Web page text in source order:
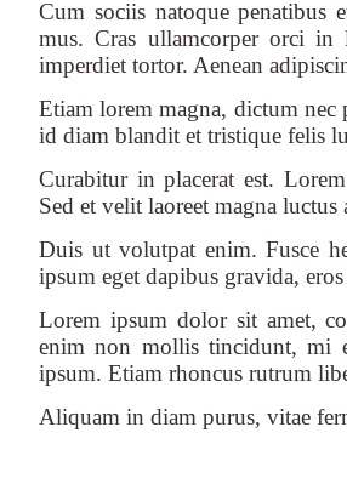
Cum sociis natoque penatibus
mus. Cras ullamcorper orci in
imperdiet tortor. Aenean
Etiam lorem magna, dictum
id diam blandit et tristique felis
Curabitur in placerat est.
Sed et velit laoreet magna luctus
Duis ut volutpat enim. Fusce
ipsum eget dapibus gravida,
Lorem ipsum dolor sit amet,
enim non mollis tincidunt, mi
ipsum. Etiam rhoncus rutrum
Aliquam in diam purus, vitae